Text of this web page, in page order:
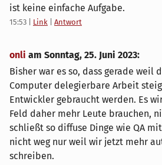
ist keine einfache Aufgabe.
15:53 Link Antwort
onli am Sonntag, 25. Juni 2023:
Bisher war es so, dass gerade weil
Computer delegierbare Arbeit
Entwickler gebraucht werden. Es
Feld daher mehr Leute brauchen,
schließt so diffuse Dinge wie QA
nicht weg nur weil wir jetzt mehr
schreiben.